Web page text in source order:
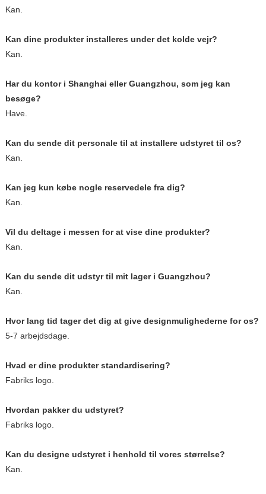
Kan.
Kan dine produkter installeres under det kolde vejr?
Kan.
Har du kontor i Shanghai eller Guangzhou, som jeg kan
besøge?
Have.
Kan du sende dit personale til at installere udstyret til os?
Kan.
Kan jeg kun købe nogle reservedele fra dig?
Kan.
Vil du deltage i messen for at vise dine produkter?
Kan.
Kan du sende dit udstyr til mit lager i Guangzhou?
Kan.
Hvor lang tid tager det dig at give designmulighederne for os?
5-7 arbejdsdage.
Hvad er dine produkter standardisering?
Fabriks logo.
Hvordan pakker du udstyret?
Fabriks logo.
Kan du designe udstyret i henhold til vores størrelse?
Kan.